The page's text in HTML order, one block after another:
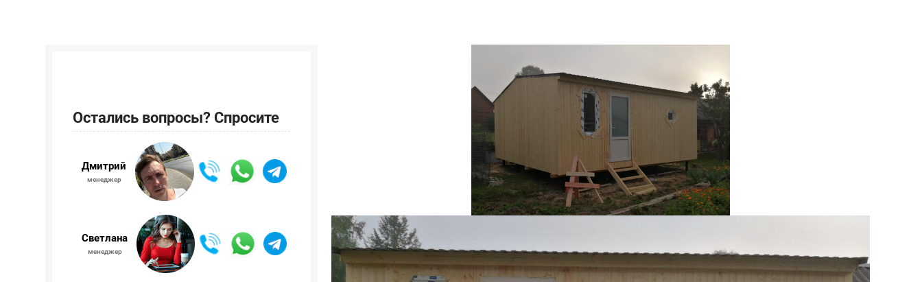
Остались вопросы? Спросите
Дмитрий
менеджер
Светлана
менеджер